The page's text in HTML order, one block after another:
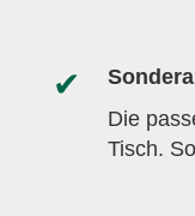
Die
Tisch.